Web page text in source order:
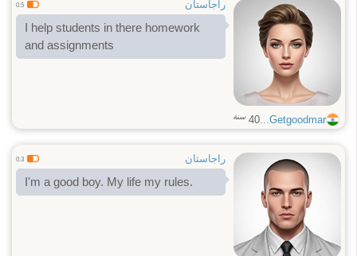
راجاستان 0.5
I help students in there homework
and assignments
Getgoodmar...
40 سنة
راجاستان 0.3
I'm a good boy. My life my rules.